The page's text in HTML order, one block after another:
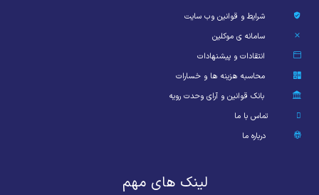
شرایط و قوانین وب سایت
سامانه ی موکلین
انتقادات و پیشنهادات
محاسبه هزینه ها و خسارات
بانک قوانین و آرای وحدت رویه
تماس با ما
درباره ما
لینک های مهم